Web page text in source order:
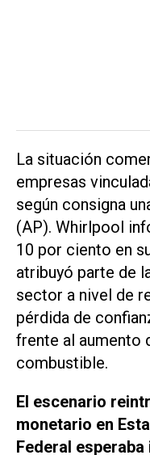
La situación
empresas
según consigna
(AP). Whirlpool
10 por ciento en
atribuyó parte de
sector a nivel de
pérdida de
frente al aumento
combustible.
El escenario
monetario en
Federal